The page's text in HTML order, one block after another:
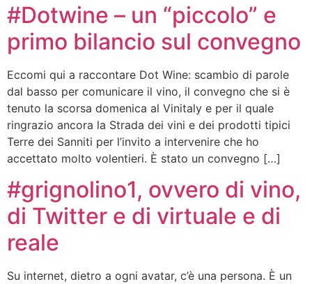
#Dotwine – un “piccolo” e
primo bilancio sul convegno
Eccomi qui a raccontare Dot Wine: scambio di parole
dal basso per comunicare il vino, il convegno che si è
tenuto la scorsa domenica al Vinitaly e per il quale
ringrazio ancora la Strada dei vini e dei prodotti tipici
Terre dei Sanniti per l’invito a intervenire che ho
accettato molto volentieri. È stato un convegno […]
#grignolino1, ovvero di vino,
di Twitter e di virtuale e di
reale
Su internet, dietro a ogni avatar, c’è una persona. È un